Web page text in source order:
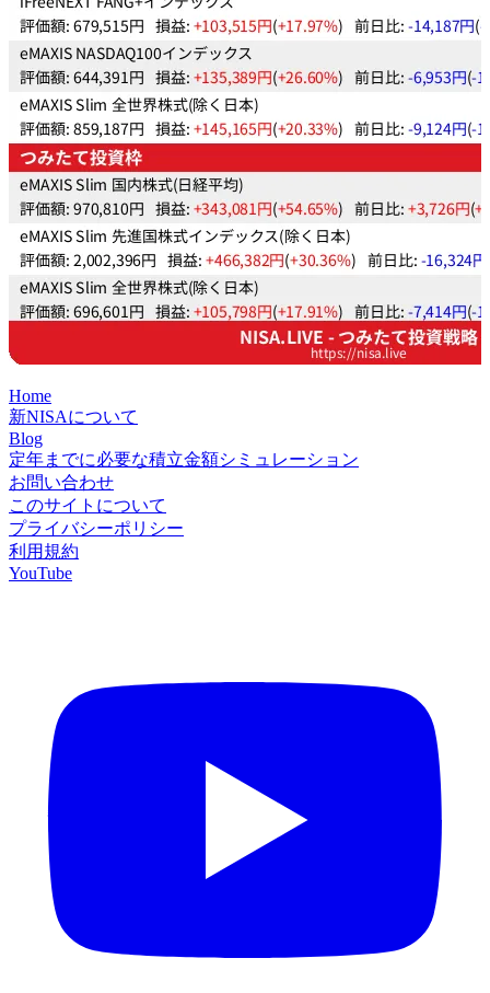
Home
新NISAについて
Blog
定年までに必要な積立金額シミュレーション
お問い合わせ
このサイトについて
プライバシーポリシー
利用規約
YouTube